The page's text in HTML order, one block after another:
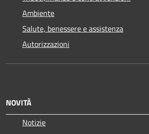
Ambiente
Salute, benessere e assistenza
Autorizzazioni
NOVITÀ
Notizie